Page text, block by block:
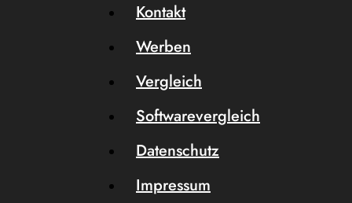
Kontakt
Werben
Vergleich
Softwarevergleich
Datenschutz
Impressum